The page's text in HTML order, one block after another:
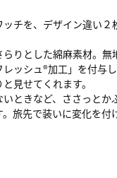
チを、デザイン違い
りとした綿麻素材。
ッシュ®加工」を付与
見せてくれます。
ときなど、ささっとか
旅先で装いに変化を付